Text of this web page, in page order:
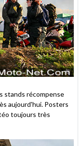
stands récompense
aujourd'hui. Posters
toujours très